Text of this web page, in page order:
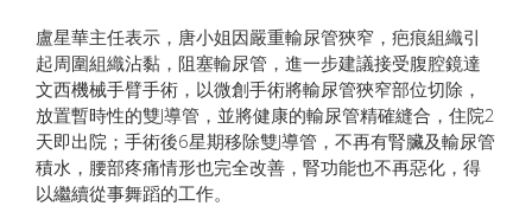
盧星華主任表示，唐小姐因嚴重輸尿管狹窄，疤痕組織引
起周圍組織沾黏，阻塞輸尿管，進一步建議接受腹腔鏡達
文西機械手臂手術，以微創手術將輸尿管狹窄部位切除，
放置暫時性的雙J導管，並將健康的輸尿管精確縫合，住院2
天即出院；手術後6星期移除雙J導管，不再有腎臟及輸尿管
積水，腰部疼痛情形也完全改善，腎功能也不再惡化，得
以繼續從事舞蹈的工作。